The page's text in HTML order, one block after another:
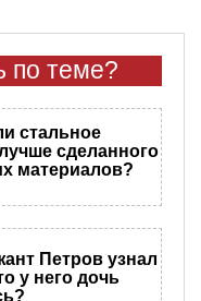
по теме?
стальное
сделанного
материалов?
Петров узнал
у него дочь